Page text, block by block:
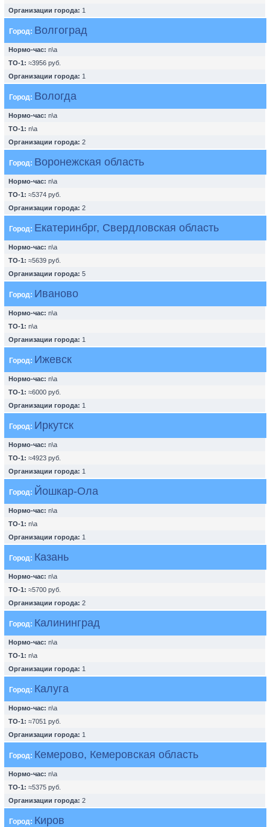
Организации города: 1
Город: Волгоград
Нормо-час: n\a
ТО-1: ≈3956 руб.
Организации города: 1
Город: Вологда
Нормо-час: n\a
ТО-1: n\a
Организации города: 2
Город: Воронежская область
Нормо-час: n\a
ТО-1: ≈5374 руб.
Организации города: 2
Город: Екатеринбрг, Свердловская область
Нормо-час: n\a
ТО-1: ≈5639 руб.
Организации города: 5
Город: Иваново
Нормо-час: n\a
ТО-1: n\a
Организации города: 1
Город: Ижевск
Нормо-час: n\a
ТО-1: ≈6000 руб.
Организации города: 1
Город: Иркутск
Нормо-час: n\a
ТО-1: ≈4923 руб.
Организации города: 1
Город: Йошкар-Ола
Нормо-час: n\a
ТО-1: n\a
Организации города: 1
Город: Казань
Нормо-час: n\a
ТО-1: ≈5700 руб.
Организации города: 2
Город: Калининград
Нормо-час: n\a
ТО-1: n\a
Организации города: 1
Город: Калуга
Нормо-час: n\a
ТО-1: ≈7051 руб.
Организации города: 1
Город: Кемерово, Кемеровская область
Нормо-час: n\a
ТО-1: ≈5375 руб.
Организации города: 2
Город: Киров